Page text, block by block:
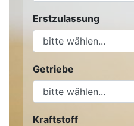
Erstzulassung
Getriebe
Kraftstoff